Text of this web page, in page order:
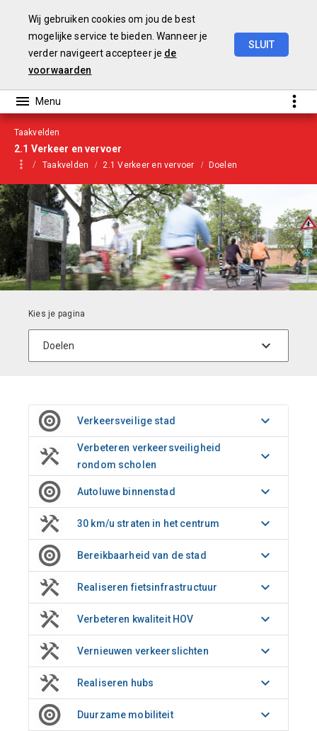
Taakvelden
2.1 Verkeer en vervoer
Taakvelden 2.1 Verkeer en vervoer Doelen
Verkeersveilige stad
Verbeteren verkeersveiligheid
rondom scholen
Autoluwe binnenstad
30 km/u straten in het centrum
Bereikbaarheid van de stad
Realiseren fietsinfrastructuur
Verbeteren kwaliteit HOV
Vernieuwen verkeerslichten
Realiseren hubs
Duurzame mobiliteit
Wij gebruiken cookies om jou de best
mogelijke service te bieden. Wanneer je
verder navigeert accepteer je de
voorwaarden
SLUIT